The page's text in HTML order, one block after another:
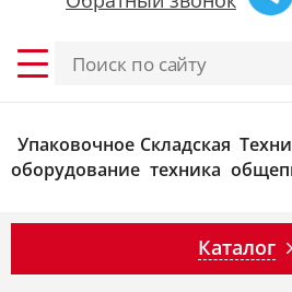
Упаковочное
оборудование
Складская
техника
Каталог